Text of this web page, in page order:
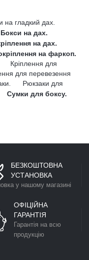
на гладкий дах.
Бокси на дах.
на дах.
на фаркоп.
Кріплення для
для перевезення
Рюкзаки для
Сумки для боксу.
БЕЗКОШТОВНА
УСТАНОВКА
у нашому магазині
ОФІЦІЙНА
ГАРАНТІЯ
Гарантія на всю
продукцію